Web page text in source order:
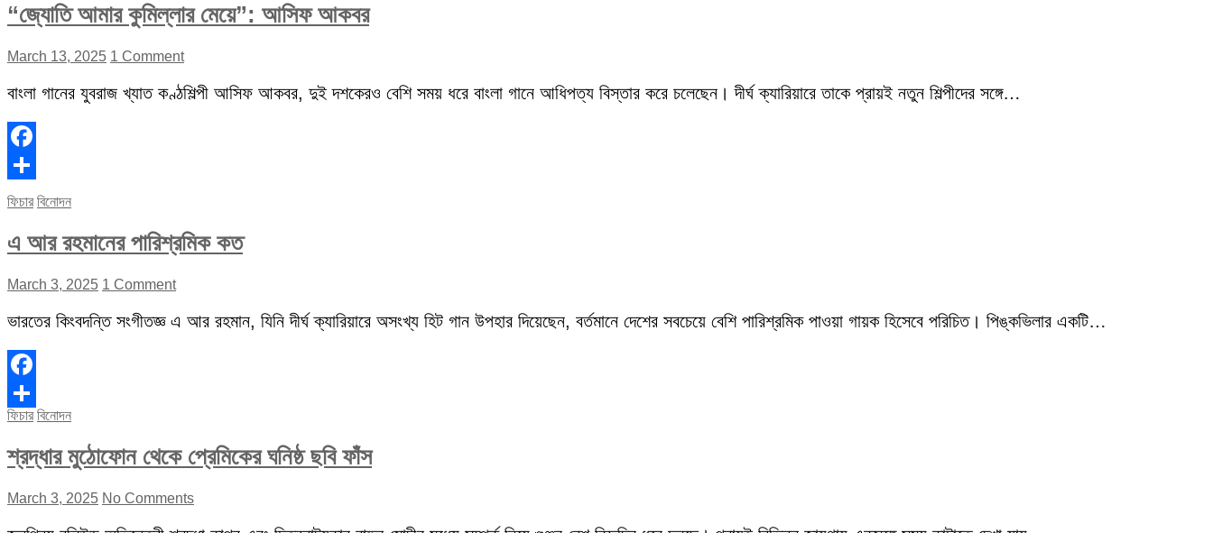
“জ্যোতি আমার কুমিল্লার মেয়ে”: আসিফ আকবর
March 13, 2025 1 Comment
বাংলা গানের যুবরাজ খ্যাত কণ্ঠশিল্পী আসিফ আকবর, দুই দশকেরও বেশি সময় ধরে বাংলা গানে আধিপত্য বিস্তার করে চলেছেন। দীর্ঘ ক্যারিয়ারে তাকে প্রায়ই নতুন শিল্পীদের সঙ্গে…
Facebook
Share
ফিচার বিনোদন
এ আর রহমানের পারিশ্রমিক কত
March 3, 2025 1 Comment
ভারতের কিংবদন্তি সংগীতজ্ঞ এ আর রহমান, যিনি দীর্ঘ ক্যারিয়ারে অসংখ্য হিট গান উপহার দিয়েছেন, বর্তমানে দেশের সবচেয়ে বেশি পারিশ্রমিক পাওয়া গায়ক হিসেবে পরিচিত। পিঙ্কভিলার একটি…
Facebook
Share
ফিচার বিনোদন
শ্রদ্ধার মুঠোফোন থেকে প্রেমিকের ঘনিষ্ঠ ছবি ফাঁস
March 3, 2025 No Comments